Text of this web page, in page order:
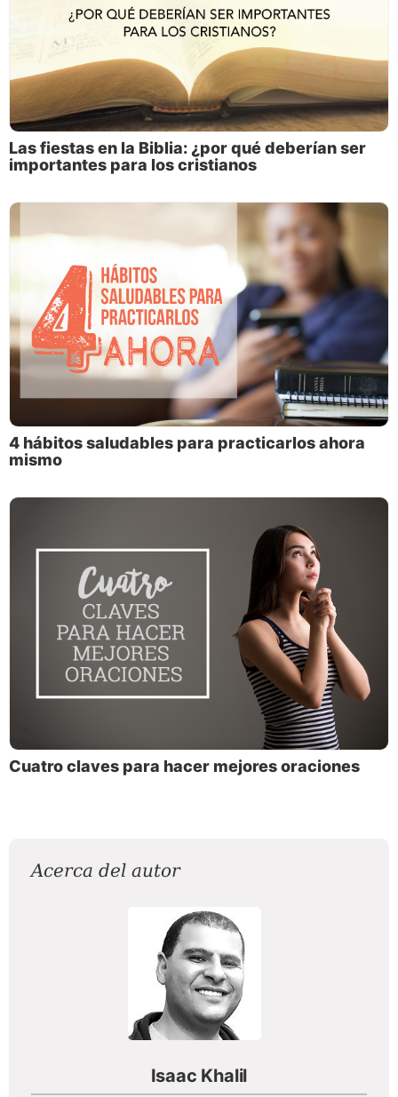
Las fiestas en la Biblia: ¿por qué deberían ser
importantes para los cristianos
4 hábitos saludables para practicarlos ahora
mismo
Cuatro claves para hacer mejores oraciones
Acerca del autor
Isaac Khalil